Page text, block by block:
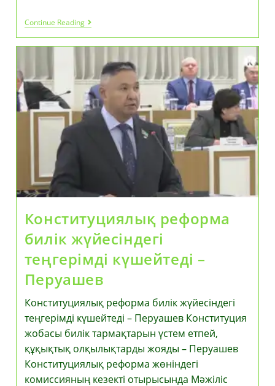
Continue ReadingБостандық
Пен
Құқыққа
Тарапынан
Кепілдік
Беріледі
–
Динара
Закиев
Конституциялық реформа
билік жүйесіндегі
теңгерімді күшейтеді –
Перуашев
Конституциялық реформа билік жүйесіндегі
теңгерімді күшейтеді – Перуашев Конституция
жобасы билік тармақтарын үстем етпей,
құқықтық олқылықтарды жояды – Перуашев
Конституциялық реформа жөніндегі
комиссияның кезекті отырысында Мәжіліс